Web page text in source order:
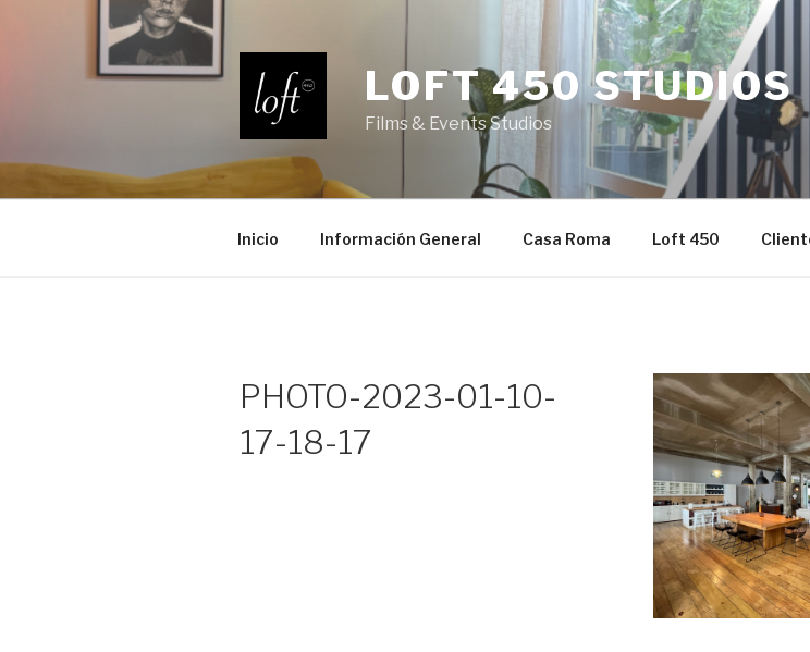
LOFT 450 STUDIOS
Films & Events Studios
Inicio Información General Casa Roma Loft 450
PHOTO-2023-01-10-
17-18-17